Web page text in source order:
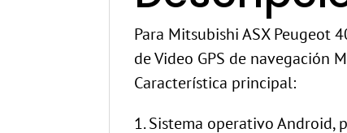
Para Mitsubishi ASX Peugeot
de Video GPS de navegación
Característica principal:
1. Sistema operativo Android,